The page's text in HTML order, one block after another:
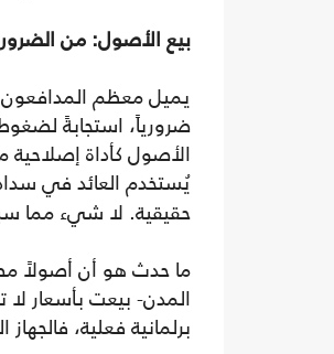
بيع الأصول: من
يميل معظم المدافعون
ضرورياً، استجابةً
الأصول كأداة
يُستخدم العائد في
حقيقية. لا شيء مما
ما حدث هو أن أصولاً
المدن- بيعت بأسعار
برلمانية فعلية، فالجهاز التشريعي في مصر منذ